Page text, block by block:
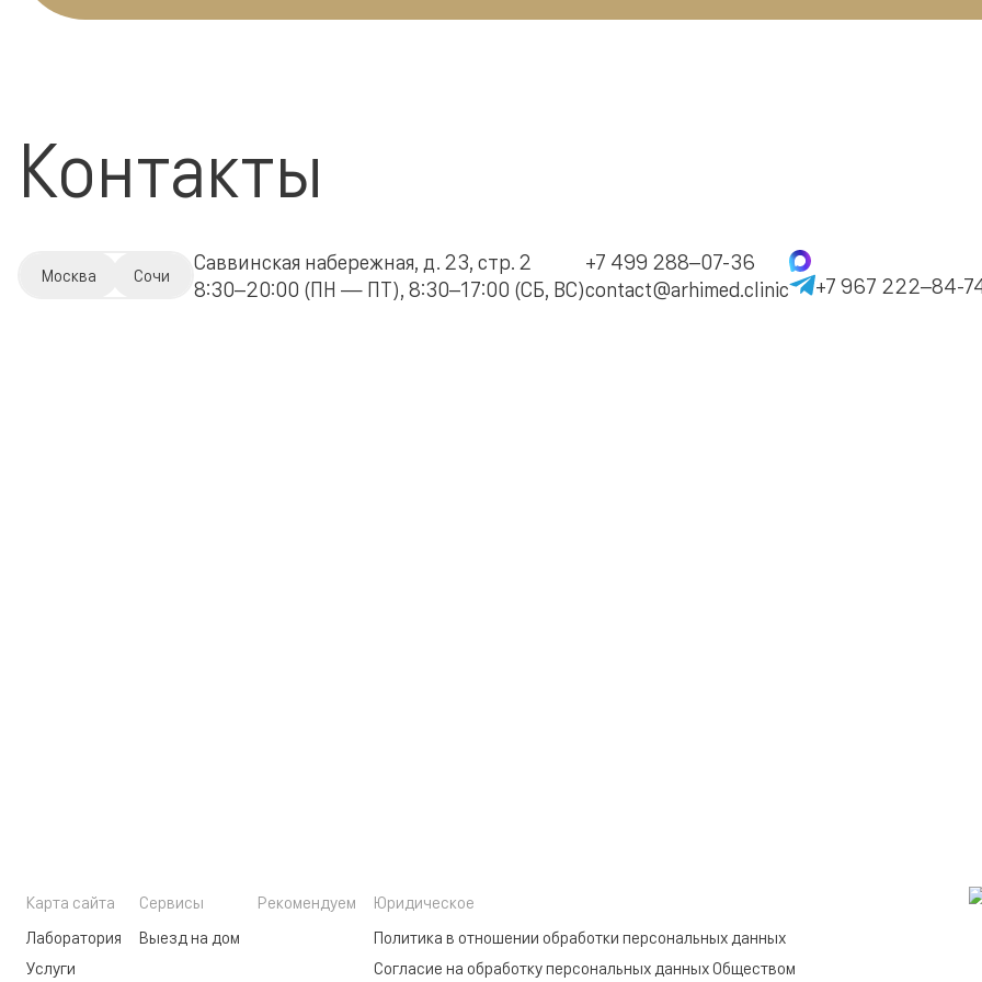
Контакты
Москва Сочи
Саввинская набережная, д. 23, стр. 2
8:30–20:00 (ПН — ПТ), 8:30–17:00 (СБ, ВС)
+7 499 288–07-36
contact@arhimed.clinic
+7 967 222–84-
Карта сайта
Лаборатория
Услуги
Сервисы
Выезд на дом
Рекомендуем
Юридическое
Политика в отношении обработки персональных данных
Согласие на обработку персональных данных Обществом